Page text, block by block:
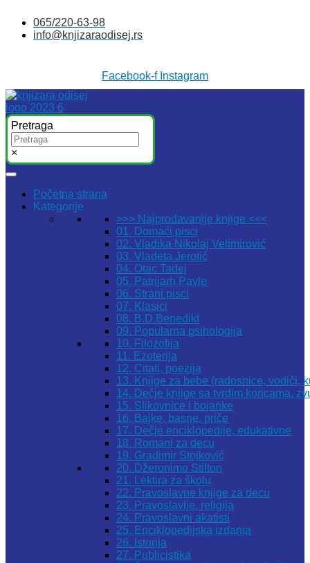
sadržaj
065/220-63-98
info@knjizaraodisej.rs
Facebook-f Instagram
Pretraga
×
Početna strana
Kategorije
>>> Najprodavanije knjige <<<
01. Domaći pisci
02. Vladika Nikolaj Velimirović
03. Vladeta Jerotić
04. Otac Tadej
05. Patrijarh Pavle
06. Strani pisci
07. Klasici
08. B.D.Benedikt
09. Popularna psihologija
10. Filozofija
11. Ezoterija
12. Citati, poezija
13. Knjige za bebe (radosnice, vodiči,
14. Dečje knjige sa tvrdim koricama,
15. Slikovnice i bojanke
16. Bajke, basne, priče
17. Dečje enciklopedije, edukativne
18. Romani za decu
19. Gradimir Stojković
20. Džeronimo Stilton
21. Lektira za školu
22. Pravoslavne knjige za decu
23. Pravoslavlje, religija
24. Pravoslavni akatisti
25. Enciklopedijska izdanja
26. Istorija
27. Publicistika